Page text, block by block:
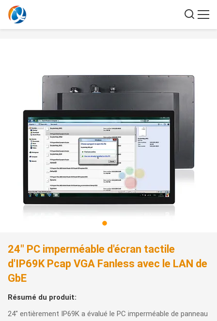
24" PC imperméable d'écran tactile
d'IP69K Pcap VGA Fanless avec le LAN de
GbE
Résumé du produit:
24" entièrement IP69K a évalué le PC imperméable de panneau